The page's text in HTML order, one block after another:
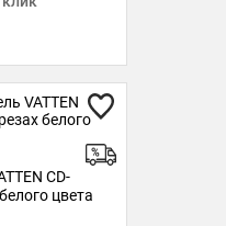
CD-
цвета